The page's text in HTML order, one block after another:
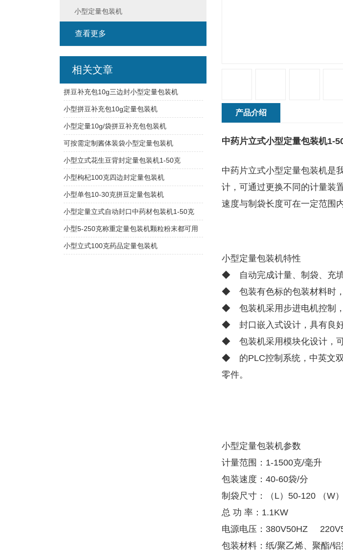
产品介绍
中药片立式小型定量包装机1-
中药片立式小型定量包装机是
计，可通过更换不同的计量装
速度与制袋长度可在一定范围
小型定量包装机特性
◆ 自动完成计量、制袋、充填
◆ 包装有色标的包装材料时，
◆ 包装机采用步进电机控制，
◆ 封口嵌入式设计，具有良好
◆ 包装机采用模块化设计，可
◆ 的PLC控制系统，中英文双
零件。
小型定量包装机参数
计量范围：1-1500克/毫升
包装速度：40-60袋/分
制袋尺寸：（L）50-120 （W
总 功 率：1.1KW
电源电压：380V50HZ
包装材料：纸/聚乙烯、聚酯/
小型定量包装机
查看更多
相关文章
拼豆补充包10g三边封小型定量包装机
小型拼豆补充包10g定量包装机
小型定量10g/袋拼豆补充包包装机
可按需定制酱体装袋小型定量包装机
小型立式花生豆背封定量包装机1-50克
小型枸杞100克四边封定量包装机
小型单包10-30克拼豆定量包装机
小型定量立式自动封口中药材包装机1-50克
小型5-250克称重定量包装机颗粒粉末都可用
小型立式100克药品定量包装机